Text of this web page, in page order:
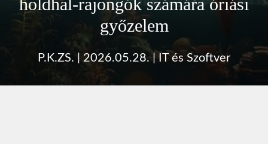
győzelem
P.K.ZS. 2026.05.28.|IT és Szoftver